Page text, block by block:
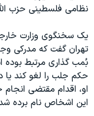
اسرائیل در جنگ
آرشیو پخش زنده
ورزش زنان در ایران
مجموعه مستندهای
تریبونال مردمی آبان ۹۸
دادگاه حمید نوری
چهل سال گروگان‌گیری
نظامی فلسطينی حزب
يک سخنگوی وزارت
تهران گفت که مدرکی
بُمب گذاری مرتبط بوده
حکم جلب را لغو کند يا
او، اقدام مقتضی
اين اشخاص نام برده